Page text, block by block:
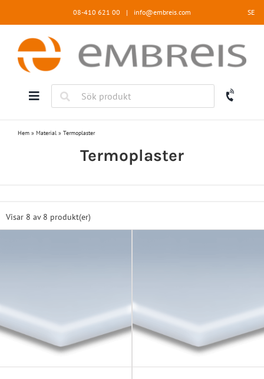
08-410 621 00 | info@embreis.com SE
Hem » Material » Termoplaster
Termoplaster
Visar 8 av 8 produkt(er)